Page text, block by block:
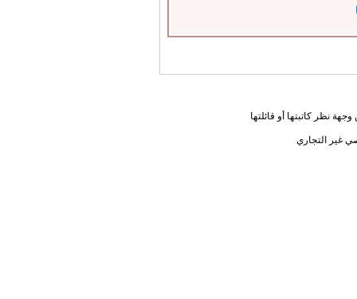
نظر كاتبتها أو قائلتها
غير التجاري